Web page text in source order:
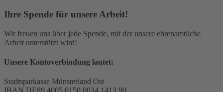
Ihre Spende für unsere Arbeit!
Wir freuen uns über jede Spende, mit der unsere ehrenamtliche
Arbeit unterstützt wird!
Unsere Kontoverbindung lautet:
Stadtsparkasse Münsterland Ost